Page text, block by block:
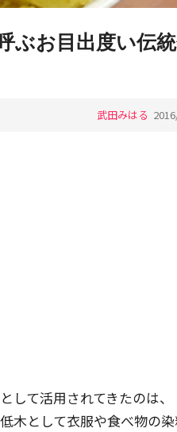
ぶお目出度い伝
武田みはる
して活用されてきたのは、
木として衣服や食べ物の